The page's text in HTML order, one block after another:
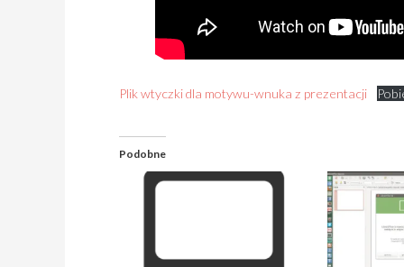
Plik wtyczki dla motywu-wnuka z prezentacji
Podobne